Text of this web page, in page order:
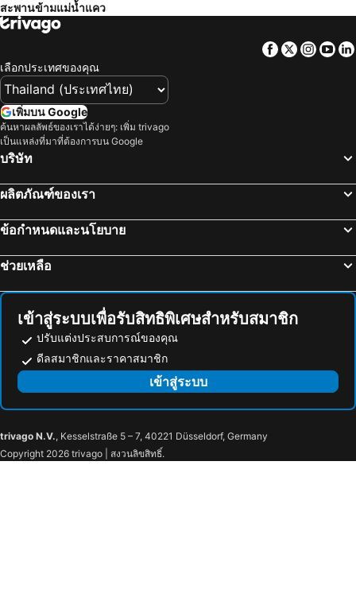
Prelude Hotel
Monaz River Kwai Kanchanaburi
Por poshtel Kanchanaburi
Kanokan Hotel
The Glory River Kwai Hotel
Pakkan Hotel พักกาญจน์
Oyo 75583 Fut Fit Fo Fai Inn Hotel
Raintree Boutique
Honey Queen Resort
Kasem Island
หาดทรายสวยรีสอร์ทแอนด์โอมสเตย์
O2 The Residence
O2 The Residence โอทู เดอะ เรสซิเดนซ์
U Dee Room and Coffee
Smiley Frog
เรือนไม้หอม ริเวอร์ไซด์คอจเทจ
เอ็มอาร์ที สุขุมวิท
ทองผาภูมิ
บีทีเอส นานา
ถนนข้าวสาร
Suphachalasai Stadium
บีทีเอส อโศก
สยามสแควร์
มาบุญครอง
บีทีเอส สยาม
Cha-am Beach
บีทีเอส หมอชิต
บีทีเอส อารีย์
บีทีเอส พญาไท
พระราชวังสวนดุสิต
ตลาดนัดสวนจตุจักร
สถานีรถไฟ
สุสานทหารสัมพันธมิตรดอนรัก
สะพานข้ามแม่น้ำแคว
Facebook
Twitter
เลือกประเทศของคุณ
เพิ่มบน Google
ค้นหาผลลัพธ์ของเราได้ง่ายๆ: เพิ่ม trivago
เป็นแหล่งที่มาที่ต้องการบน Google
บริษัท
ผลิตภัณฑ์ของเรา
ข้อกำหนดและนโยบาย
ช่วยเหลือ
เข้าสู่ระบบเพื่อรับสิทธิพิเศษสำหรับสมาชิก
ปรับแต่งประสบการณ์ของคุณ
ดีลสมาชิกและราคาสมาชิก
เข้าสู่ระบบ
trivago N.V., Kesselstraße 5 – 7, 40221 Düsseldorf, Germany
Copyright 2026 trivago | สงวนลิขสิทธิ์.